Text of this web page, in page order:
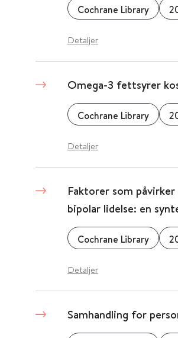
Cochrane Library
Detaljer
Omega-3 fettsyrer
Cochrane Library
Detaljer
Faktorer som
bipolar lidelse: en
Cochrane Library
Detaljer
Samhandling for